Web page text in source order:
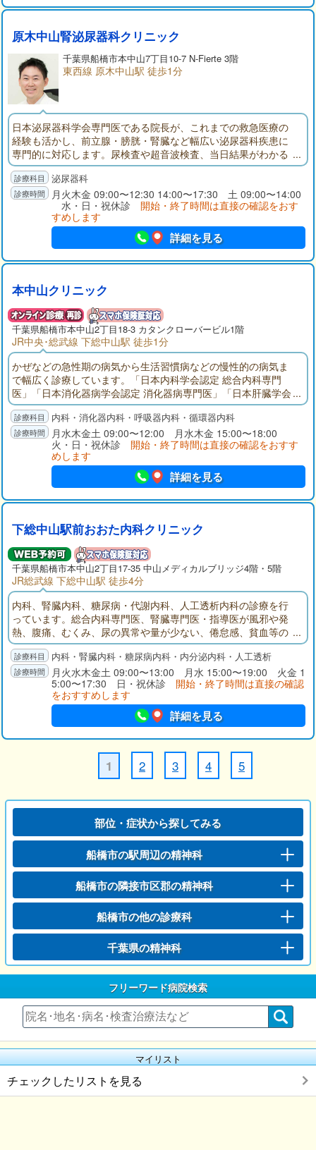
原木中山腎泌尿器科クリニック
千葉県船橋市本中山7丁目10-7 N-Fierte 3階
東西線 原木中山駅 徒歩1分
日本泌尿器科学会専門医である院長が、これまでの救急医療の
経験も活かし、前立腺・膀胱・腎臓など幅広い泌尿器科疾患に
専門的に対応します。尿検査や超音波検査、当日結果がわかる
採血検査など設備も充実し、迅速かつ的確な診断と、プライバ
シーに配慮した安心の診療環境を整えています。原木中山駅東
口から徒歩1分と通院しやすく、お仕事帰りや買い物の合間にも
立ち寄れる立地です。
泌尿器科
月火木金 09:00〜12:30 14:00〜17:30 土 09:00〜14:00
水・日・祝休診 開始・終了時間は直接の確認をおす
すめします
詳細を見る
本中山クリニック
千葉県船橋市本中山2丁目18-3 カタンクローバービル1階
JR中央･総武線 下総中山駅 徒歩1分
かぜなどの急性期の病気から生活習慣病などの慢性的の病気ま
で幅広く診療しています。「日本内科学会認定 総合内科専門
医」「日本消化器病学会認定 消化器病専門医」「日本肝臓学会
認定 肝臓専門医」として、地域の皆さまに貢献できるよう努力
しています。内科の病気に関して、何でも相談できる地域のク
リニックを目指していますので、お気軽に話をしにいらしてく
内科・消化器内科・呼吸器内科・循環器内科
月水木金土 09:00〜12:00 月水木金 15:00〜18:00
火・日・祝休診 開始・終了時間は直接の確認をおすす
めします
詳細を見る
下総中山駅前おおた内科クリニック
千葉県船橋市本中山2丁目17-35 中山メディカルブリッジ4階・5階
JR総武線 下総中山駅 徒歩4分
内科、腎臓内科、糖尿病・代謝内科、人工透析内科の診療を行
っています。総合内科専門医、腎臓専門医・指導医が風邪や発
熱、腹痛、むくみ、尿の異常や量が少ない、倦怠感、貧血等の
症状の診療を行います。透析治療にも対応しています。
内科・腎臓内科・糖尿病内科・内分泌内科・人工透析
月火水木金土 09:00〜13:00 月水 15:00〜19:00 火金 1
5:00〜17:30 日・祝休診 開始・終了時間は直接の確認
をおすすめします
詳細を見る
1 2 3 4 5
部位・症状から探してみる
船橋市の駅周辺の精神科
船橋市の隣接市区郡の精神科
船橋市の他の診療科
千葉県の精神科
フリーワード病院検索
マイリスト
チェックしたリストを見る